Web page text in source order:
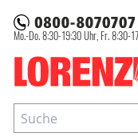
Lorenz
Mo.-Do. 8:30-19:30 Uhr, Fr. 8:30-
Suche
Zeitschriftensuche